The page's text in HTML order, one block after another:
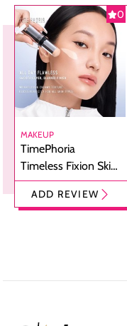
0
MAKEUP
TimePhoria
Timeless Fixion Skin
Tint Stick,
Foundation dan
ADD REVIEW